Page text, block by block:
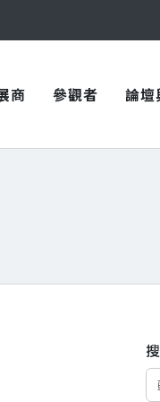
商 參觀者 論壇